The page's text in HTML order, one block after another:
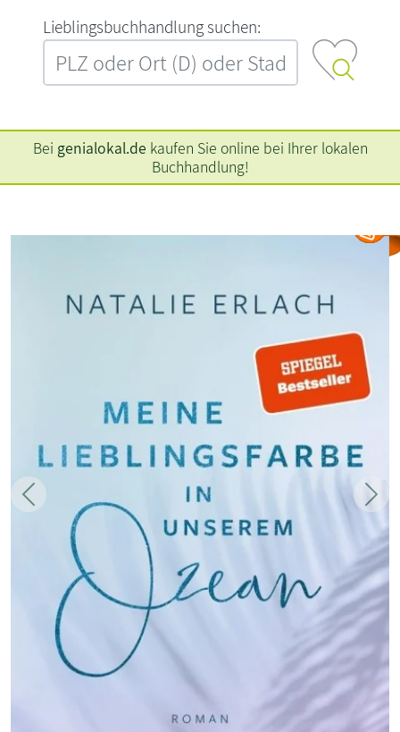
L‍i‍e‍b‍l‍i‍n‍g‍s‍b‍u‍c‍h‍h‍a‍n‍d‍l‍u‍n‍g‍ ‍s‍u‍c‍h‍e‍n‍:‍
Bei genialokal.de kaufen Sie online bei Ihrer lokalen
Buchhandlung!
Zurück